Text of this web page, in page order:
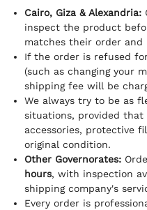
Cairo, Giza & Alexandria:
inspect the product
matches their order and
If the order is refused
(such as changing your
shipping fee will be
We always try to be as
situations, provided that
accessories, protective
original condition.
Other Governorates:
hours, with inspection
shipping company's
Every order is